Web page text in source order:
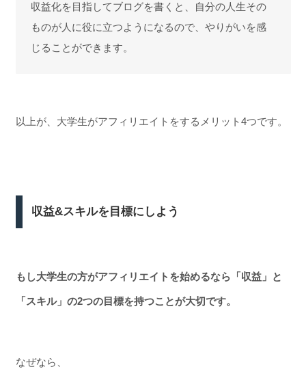
収益化を目指してブログを書くと、自分の人生その
ものが人に役に立つようになるので、やりがいを感
じることができます。
以上が、大学生がアフィリエイトをするメリット4つです。
収益&スキルを目標にしよう
もし大学生の方がアフィリエイトを始めるなら「収益」と
「スキル」の2つの目標を持つことが大切です。
なぜなら、